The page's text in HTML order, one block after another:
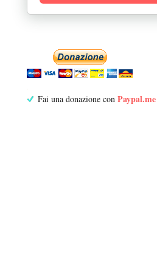
Fai una donazione con Paypal.me